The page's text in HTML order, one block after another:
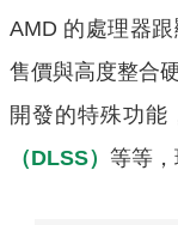
AMD 的處理器
售價與高度整合
開發的特殊功能
（DLSS） 等等，